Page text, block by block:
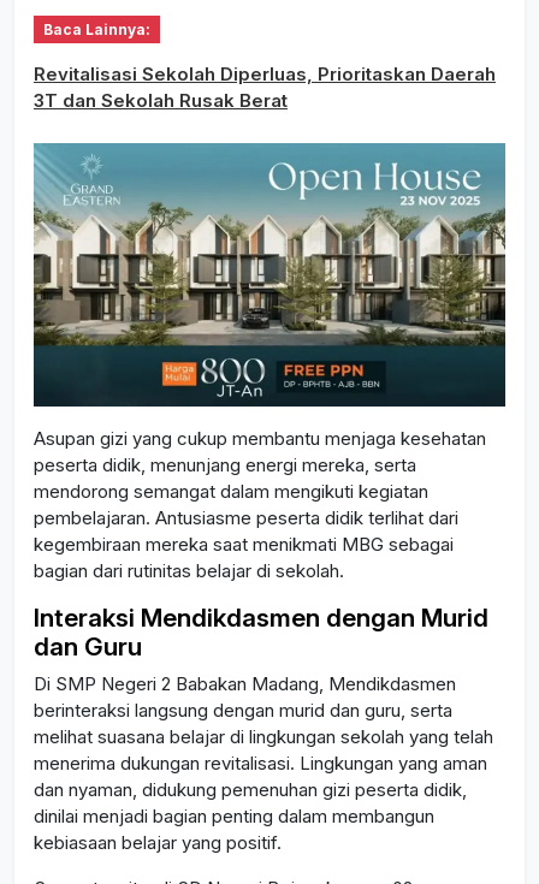
Baca Lainnya:
Revitalisasi Sekolah Diperluas, Prioritaskan Daerah
3T dan Sekolah Rusak Berat
Asupan gizi yang cukup membantu menjaga kesehatan
peserta didik, menunjang energi mereka, serta
mendorong semangat dalam mengikuti kegiatan
pembelajaran. Antusiasme peserta didik terlihat dari
kegembiraan mereka saat menikmati MBG sebagai
bagian dari rutinitas belajar di sekolah.
Interaksi Mendikdasmen dengan Murid
dan Guru
Di SMP Negeri 2 Babakan Madang, Mendikdasmen
berinteraksi langsung dengan murid dan guru, serta
melihat suasana belajar di lingkungan sekolah yang telah
menerima dukungan revitalisasi. Lingkungan yang aman
dan nyaman, didukung pemenuhan gizi peserta didik,
dinilai menjadi bagian penting dalam membangun
kebiasaan belajar yang positif.